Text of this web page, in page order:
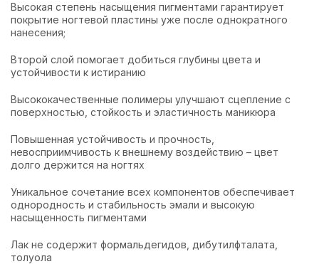
Высокая степень насыщения пигментами гарантирует
покрытие ногтевой пластины уже после однократного
нанесения;
Второй слой помогает добиться глубины цвета и
устойчивости к истиранию
Высококачественные полимеры улучшают сцепление с
поверхностью, стойкость и эластичность маникюра
Повышенная устойчивость и прочность,
невосприимчивость к внешнему воздействию – цвет
долго держится на ногтях
Уникальное сочетание всех компонентов обеспечивает
однородность и стабильность эмали и высокую
насыщенность пигментами
Лак не содержит формальдегидов, дибутилфталата,
толуола